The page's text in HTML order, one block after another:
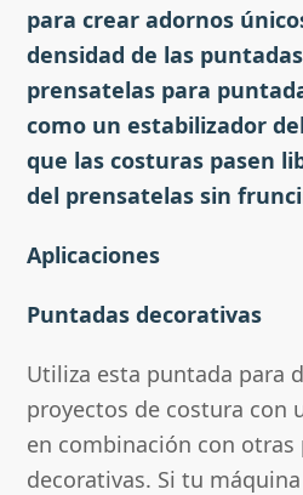
para crear adornos
densidad de las
prensatelas para
como un estabilizador
que las costuras pasen
del prensatelas sin
Aplicaciones
Puntadas decorativas
Utiliza esta puntada para
proyectos de costura con
en combinación con otras
decorativas. Si tu